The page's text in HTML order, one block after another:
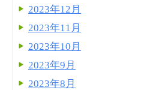
2023年12月
2023年11月
2023年10月
2023年9月
2023年8月